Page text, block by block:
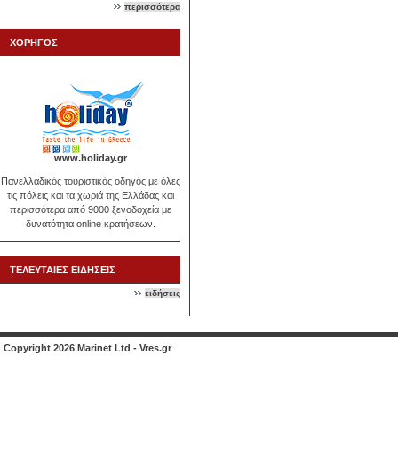
περισσότερα
ΧΟΡΗΓΟΣ
www.holiday.gr
Πανελλαδικός τουριστικός οδηγός με όλες
τις πόλεις και τα χωριά της Ελλάδας και
περισσότερα από 9000 ξενοδοχεία με
δυνατότητα online κρατήσεων.
ΤΕΛΕΥΤΑΙΕΣ ΕΙΔΗΣΕΙΣ
ειδήσεις
Copyright 2026 Marinet Ltd - Vres.gr